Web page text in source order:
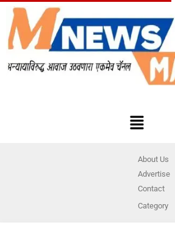
About Us
Advertise
Contact
Category